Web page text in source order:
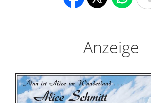
Anzeige